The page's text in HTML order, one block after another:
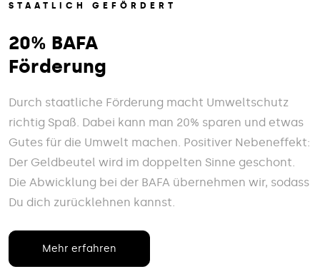
STAATLICH GEFÖRDERT
20% BAFA
Förderung
Durch staatliche Förderung macht Umweltschutz
richtig Spaß. Dabei kann man 20% sparen und etwas
Gutes für die Umwelt machen. Positiver Nebeneffekt:
Der Geldbeutel wird im doppelten Sinne geschont.
Die Abwicklung bei der BAFA übernehmen wir, sodass
Du dich zurücklehnen kannst.
Mehr erfahren